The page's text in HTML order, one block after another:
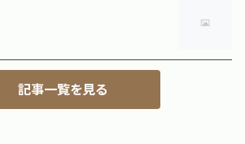
記事一覧を見る